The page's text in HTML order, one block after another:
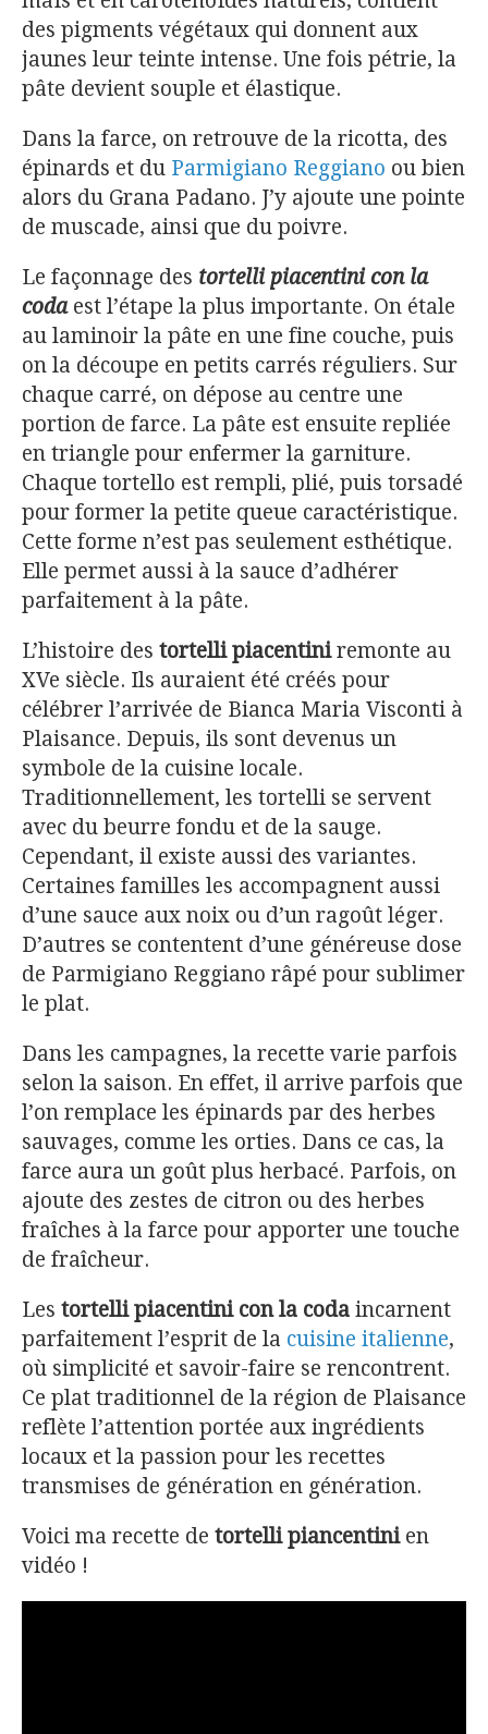
des pigments végétaux qui donnent aux
jaunes leur teinte intense. Une fois pétrie, la
pâte devient souple et élastique.
Dans la farce, on retrouve de la ricotta, des
épinards et du Parmigiano Reggiano ou bien
alors du Grana Padano. J’y ajoute une pointe
de muscade, ainsi que du poivre.
Le façonnage des tortelli piacentini con la
codaest l’étape la plus importante. On étale
au laminoir la pâte en une fine couche, puis
on la découpe en petits carrés réguliers. Sur
chaque carré, on dépose au centre une
portion de farce. La pâte est ensuite repliée
en triangle pour enfermer la garniture.
Chaque tortello est rempli, plié, puis torsadé
pour former la petite queue caractéristique.
Cette forme n’est pas seulement esthétique.
Elle permet aussi à la sauce d’adhérer
parfaitement à la pâte.
L’histoire des tortelli piacentiniremonte au
XVe siècle. Ils auraient été créés pour
célébrer l’arrivée de Bianca Maria Visconti à
Plaisance. Depuis, ils sont devenus un
symbole de la cuisine locale.
Traditionnellement, les tortelli se servent
avec du beurre fondu et de la sauge.
Cependant, il existe aussi des variantes.
Certaines familles les accompagnent aussi
d’une sauce aux noix ou d’un ragoût léger.
D’autres se contentent d’une généreuse dose
de Parmigiano Reggiano râpé pour sublimer
le plat.
Dans les campagnes, la recette varie parfois
selon la saison. En effet, il arrive parfois que
l’on remplace les épinards par des herbes
sauvages, comme les orties. Dans ce cas, la
farce aura un goût plus herbacé. Parfois, on
ajoute des zestes de citron ou des herbes
fraîches à la farce pour apporter une touche
de fraîcheur.
Les tortelli piacentini con la coda incarnent
parfaitement l’esprit de la cuisine italienne,
où simplicité et savoir-faire se rencontrent.
Ce plat traditionnel de la région de Plaisance
reflète l’attention portée aux ingrédients
locaux et la passion pour les recettes
transmises de génération en génération.
Voici ma recette de tortelli piancentinien
vidéo !